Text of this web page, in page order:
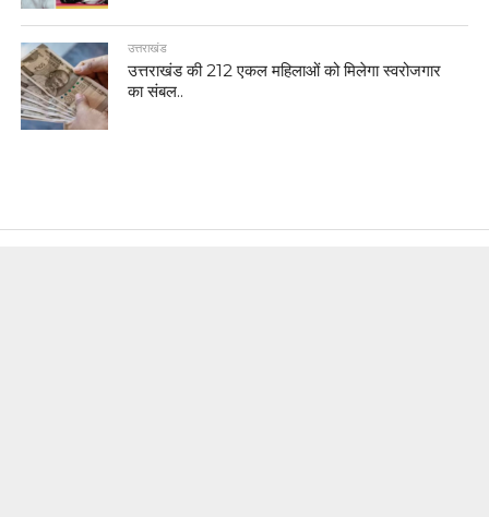
उत्तराखंड
उत्तराखंड की 212 एकल महिलाओं को मिलेगा स्वरोजगार
का संबल..